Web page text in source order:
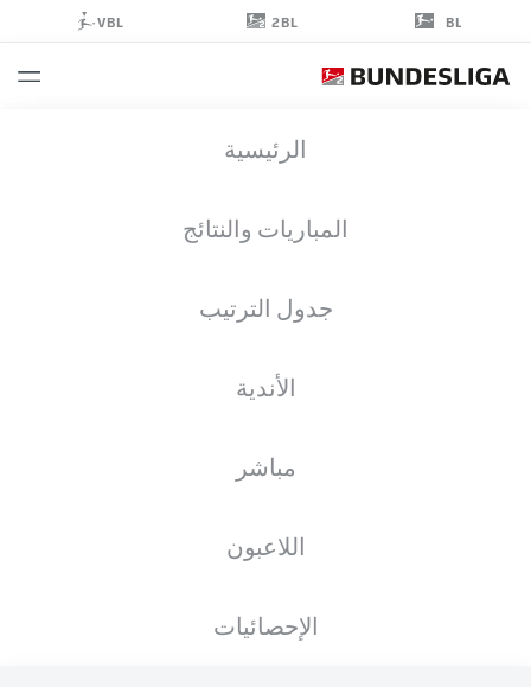
BL
2BL
VBL
الرئيسية
المباريات والنتائج
جدول الترتيب
الأندية
مباشر
اللاعبون
الإحصائيات
18.03.2004